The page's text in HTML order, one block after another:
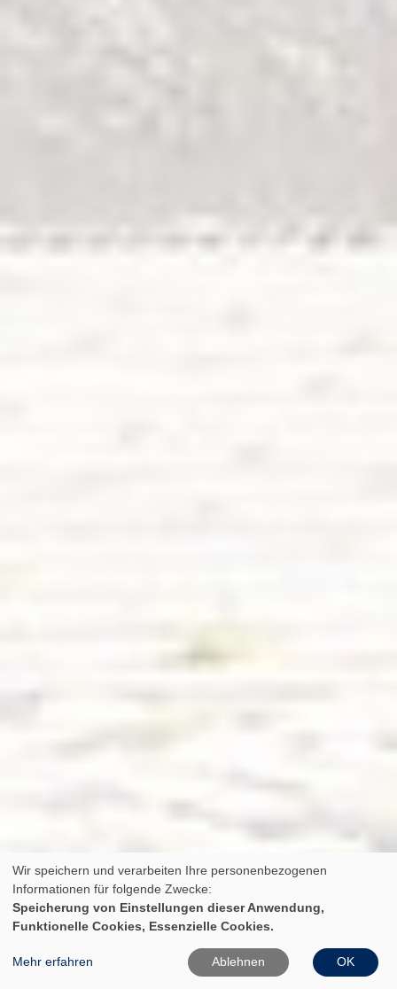
Wir speichern und verarbeiten Ihre personenbezogenen
Informationen für folgende Zwecke:
Speicherung von Einstellungen dieser Anwendung,
Funktionelle Cookies, Essenzielle Cookies.
Mehr erfahren Ablehnen OK